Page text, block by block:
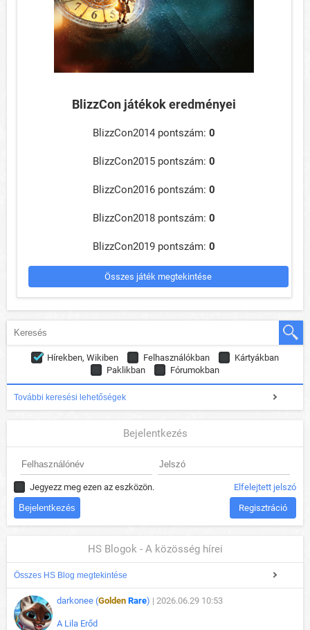
BlizzCon játékok eredményei
BlizzCon2014 pontszám:0
BlizzCon2015 pontszám:0
BlizzCon2016 pontszám:0
BlizzCon2018 pontszám:0
BlizzCon2019 pontszám:0
Összes játék megtekintése
Hírekben, Wikiben Felhasználókban
Kártyákban
Paklikban
Fórumokban
További keresési lehetőségek
Bejelentkezés
Jegyezz meg ezen az eszközön. Elfelejtett jelszó
Regisztráció
HS Blogok - A közösség hírei
Összes HS Blog megtekintése
darkonee (Golden Rare) | 2026.06.29 10:53
A Lila Erőd